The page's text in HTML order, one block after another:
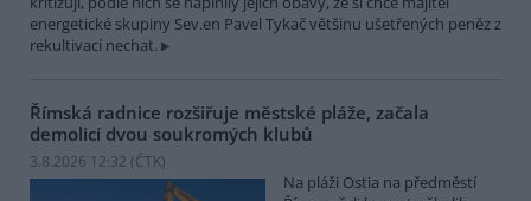
energetické skupiny Sev.en Pavel Tykač většinu ušetřených peněz z
rekultivací nechat.
Římská radnice rozšiřuje městské pláže, začala
demolicí dvou soukromých klubů
3.8.2026 12:32 (ČTK)
Na pláži Ostia na předměstí